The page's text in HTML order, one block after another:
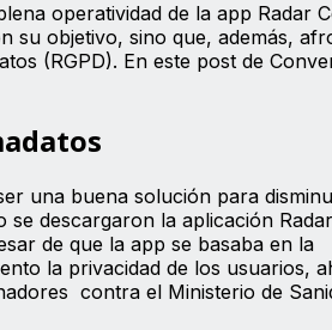
operatividad de la app Radar
su objetivo, sino que, además,
(RGPD). En este post de
una buena solución para
se descargaron la aplicación
de que la app se basaba en la
la privacidad de los usuarios,
contra el Ministerio de